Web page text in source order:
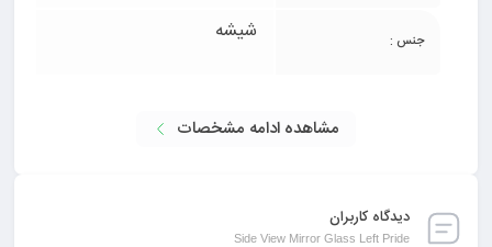
جنس : شیشه
مشاهده ادامه مشخصات
دیدگاه کاربران
Side View Mirror Glass Left Pride